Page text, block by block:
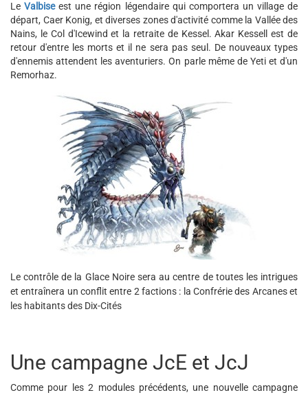
LeValbiseest une région légendaire qui comportera un village de
départ, Caer Konig, et diverses zones d'activité comme la Vallée des
Nains, le Col d'Icewind et la retraite de Kessel. Akar Kessell est de
retour d'entre les morts et il ne sera pas seul. De nouveaux types
d'ennemis attendent les aventuriers. On parle même de Yeti et d'un
Remorhaz.
Le contrôle de la Glace Noire sera au centre de toutes les intrigues
et entraînera un conflit entre 2 factions : la Confrérie des Arcanes et
les habitants des Dix-Cités
Une campagne JcE et JcJ
Comme pour les 2 modules précédents, une nouvelle campagne